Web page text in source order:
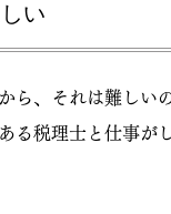
い
、それは難しいの
税理士と仕事がし